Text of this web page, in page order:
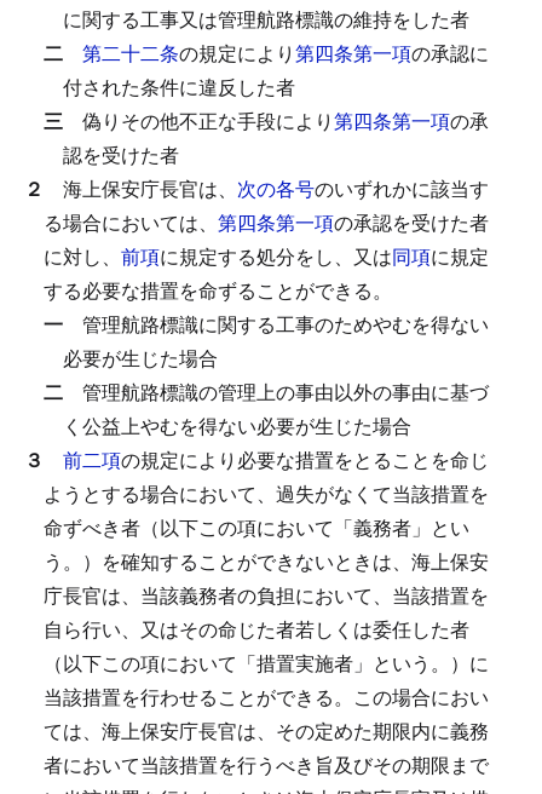
に関する工事又は管理航路標識の維持をした者
二 第二十二条の規定により第四条第一項の承認に
付された条件に違反した者
三 偽りその他不正な手段により第四条第一項の承
認を受けた者
２ 海上保安庁長官は、 次の各号のいずれかに該当す
る場合においては、 第四条第一項の承認を受けた者
に対し、 前項に規定する処分をし、又は同項に規定
する必要な措置を命ずることができる。
一 管理航路標識に関する工事のためやむを得ない
必要が生じた場合
二 管理航路標識の管理上の事由以外の事由に基づ
く公益上やむを得ない必要が生じた場合
３ 前二項の規定により必要な措置をとることを命じ
ようとする場合において、過失がなくて当該措置を
命ずべき者（以下この項において「義務者」とい
う。）を確知することができないときは、海上保安
庁長官は、当該義務者の負担において、当該措置を
自ら行い、又はその命じた者若しくは委任した者
（以下この項において「措置実施者」という。）に
当該措置を行わせることができる。 この場合におい
ては、海上保安庁長官は、その定めた期限内に義務
者において当該措置を行うべき旨及びその期限まで